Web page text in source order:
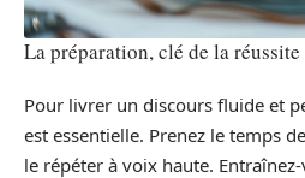
La préparation, clé de la réussite
Pour livrer un discours fluide et
est essentielle. Prenez le temps
le répéter à voix haute.